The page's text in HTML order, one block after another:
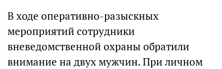
В ходе оперативно-разыскных
мероприятий сотрудники
вневедомственной охраны обратили
внимание на двух мужчин. При личном